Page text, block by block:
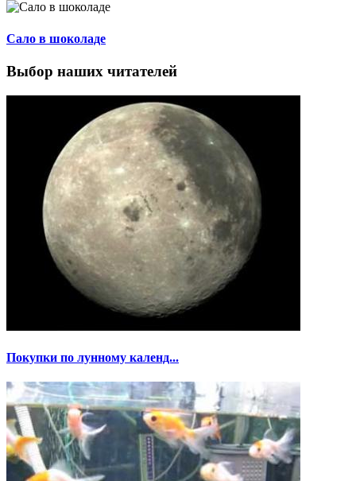
Сало в шоколаде
Выбор наших читателей
Покупки по лунному календ...